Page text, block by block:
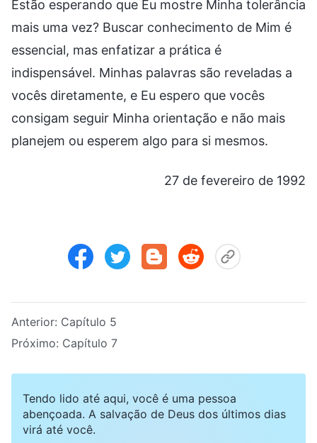
Estão esperando que Eu mostre Minha tolerância
mais uma vez? Buscar conhecimento de Mim é
essencial, mas enfatizar a prática é
indispensável. Minhas palavras são reveladas a
vocês diretamente, e Eu espero que vocês
consigam seguir Minha orientação e não mais
planejem ou esperem algo para si mesmos.
27 de fevereiro de 1992
Anterior: Capítulo 5
Próximo: Capítulo 7
Tendo lido até aqui, você é uma pessoa
abençoada. A salvação de Deus dos últimos dias
virá até você.